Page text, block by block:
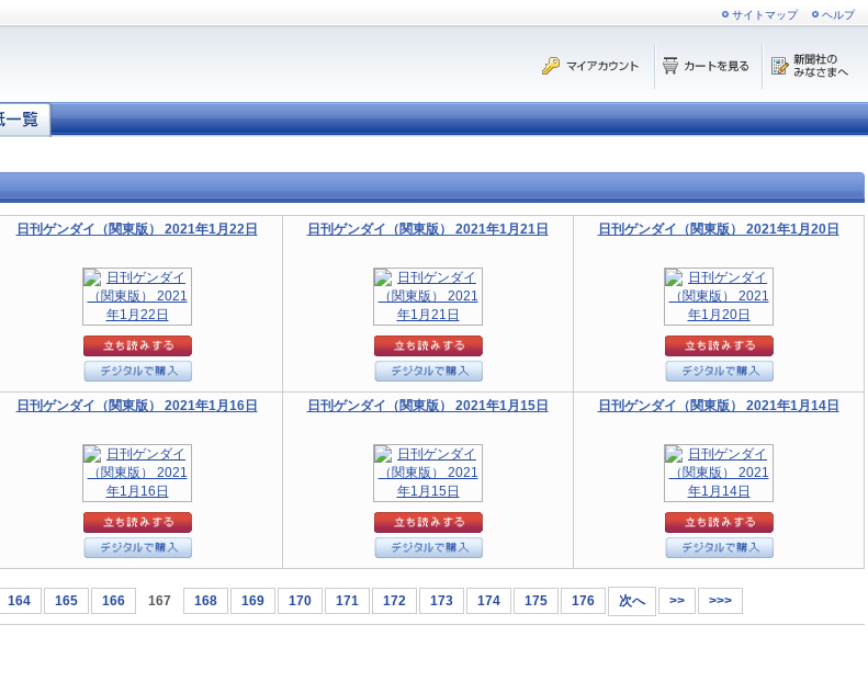
サイトマップ ヘルプ
日刊ゲンダイ（関東版） 2021年1月22日 日刊ゲンダイ（関東版） 2021年1月21日 日刊ゲンダイ（関東版） 2021年1月20日
日刊ゲンダイ（関東版） 2021年1月16日 日刊ゲンダイ（関東版） 2021年1月15日 日刊ゲンダイ（関東版） 2021年1月14日
164 165 166 167 168 169 170 171 172 173 174 175 176 次へ >> >>>